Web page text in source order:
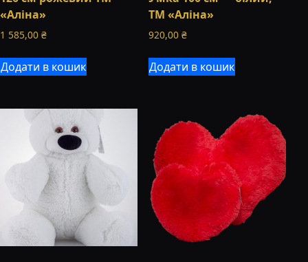
«Аліна»
1 585,00 ₴
Додати в кошик
ТМ «Аліна»
920,00₴
Додати в кошик